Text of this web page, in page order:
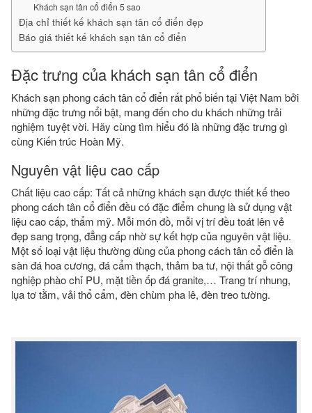
Khách sạn tân cổ điển 5 sao
Địa chỉ thiết kế khách sạn tân cổ điển đẹp
Báo giá thiết kế khách sạn tân cổ điển
Đặc trưng của khách sạn tân cổ điển
Khách sạn phong cách tân cổ điển rất phổ biến tại Việt Nam bởi
những đặc trưng nổi bật, mang đến cho du khách những trải
nghiệm tuyệt vời. Hãy cùng tìm hiểu đó là những đặc trưng gì
cùng Kiến trúc Hoàn Mỹ.
Nguyên vật liệu cao cấp
Chất liệu cao cấp: Tất cả những khách sạn được thiết kế theo
phong cách tân cổ điển đều có đặc điểm chung là sử dụng vật
liệu cao cấp, thẩm mỹ. Mỗi món đồ, mỗi vị trí đều toát lên vẻ
đẹp sang trọng, đẳng cấp nhờ sự kết hợp của nguyên vật liệu.
Một số loại vật liệu thường dùng của phong cách tân cổ điển là
sàn đá hoa cương, đá cẩm thạch, thảm ba tư, nội thất gỗ công
nghiệp phào chỉ PU, mặt tiền ốp đá granite,… Trang trí nhung,
lụa tơ tằm, vải thổ cẩm, đèn chùm pha lê, đèn treo tường.